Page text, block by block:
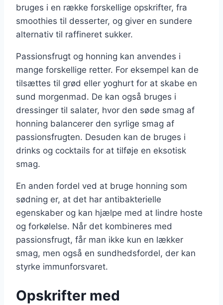
bruges i en række forskellige opskrifter, fra
smoothies til desserter, og giver en sundere
alternativ til raffineret sukker.
Passionsfrugt og honning kan anvendes i
mange forskellige retter. For eksempel kan de
tilsættes til grød eller yoghurt for at skabe en
sund morgenmad. De kan også bruges i
dressinger til salater, hvor den søde smag af
honning balancerer den syrlige smag af
passionsfrugten. Desuden kan de bruges i
drinks og cocktails for at tilføje en eksotisk
smag.
En anden fordel ved at bruge honning som
sødning er, at det har antibakterielle
egenskaber og kan hjælpe med at lindre hoste
og forkølelse. Når det kombineres med
passionsfrugt, får man ikke kun en lækker
smag, men også en sundhedsfordel, der kan
styrke immunforsvaret.
Opskrifter med